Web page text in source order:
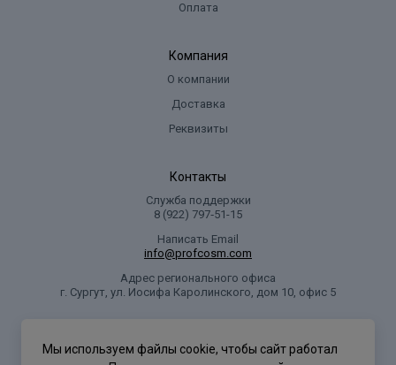
Оплата
Компания
О компании
Доставка
Реквизиты
Контакты
Служба поддержки
8 (922) 797‑51-15
Написать Email
info@profcosm.com
Адрес регионального офиса
г. Сургут, ул. Иосифа Каролинского, дом 10, офис 5
Мы используем файлы cookie, чтобы сайт работал